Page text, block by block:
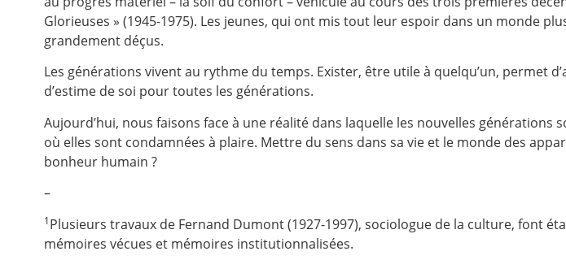
Glorieuses » (1945-1975). Les jeunes, qui ont mis tout leur espoir dans un monde
grandement déçus.
Les générations vivent au rythme du temps. Exister, être utile à quelqu’un, permet
d’estime de soi pour toutes les générations.
Aujourd’hui, nous faisons face à une réalité dans laquelle les nouvelles générations
où elles sont condamnées à plaire. Mettre du sens dans sa vie et le monde des
bonheur humain ?
–
1Plusieurs travaux de Fernand Dumont (1927-1997), sociologue de la culture, font
mémoires vécues et mémoires institutionnalisées.